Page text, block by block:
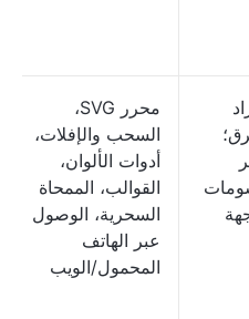
محرر SVG،
السحب والإفلات،
أدوات الألوان،
القوالب، الممحاة
السحرية، الوصول
عبر الهاتف
المحمول/الويب